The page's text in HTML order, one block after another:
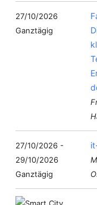
27/10/2026
Ganztägig
27/10/2026 -
29/10/2026
Ganztägig